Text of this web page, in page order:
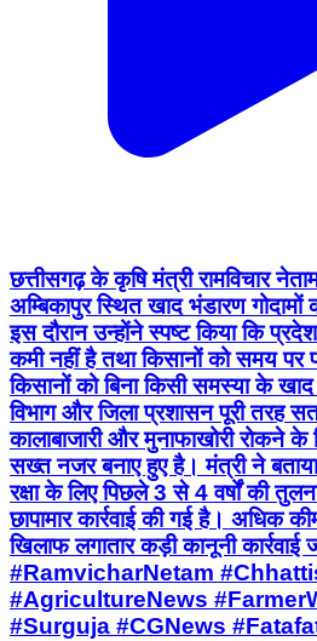
छत्तीसगढ़ के कृषि मंत्री रामविचार
अम्बिकापुर स्थित खाद भंडारण
इस दौरान उन्होंने स्पष्ट किया कि
कमी नहीं है तथा किसानों को समय पर
किसानों को बिना किसी समस्या के
विभाग और जिला प्रशासन पूरी तरह
कालाबाजारी और मुनाफाखोरी रोकने के
सख्त नजर बनाए हुए है। मंत्री ने
रक्षा के लिए पिछले 3 से 4 वर्षों की
छापामार कार्रवाई की गई है। अधिक
खिलाफ लगातार कड़ी कानूनी कार्रवाई
#RamvicharNetam
#AgricultureNews
#Surguja #CGNews